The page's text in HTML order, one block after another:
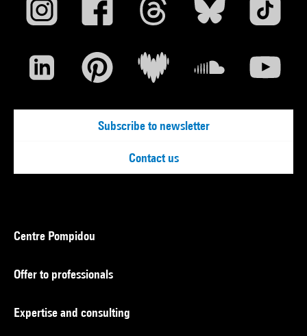
Subscribe to newsletter
Contact us
Centre Pompidou
Offer to professionals
Expertise and consulting